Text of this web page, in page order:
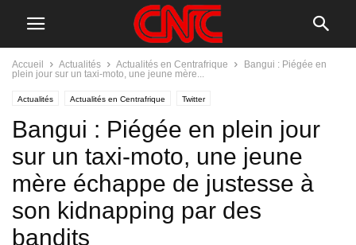
Accueil Actualités Actualités en Centrafrique
Bangui : Piégée en
plein jour sur un taxi-moto, une jeune mère...
Actualités Actualités en Centrafrique Twitter
Bangui : Piégée en plein jour
sur un taxi-moto, une jeune
mère échappe de justesse à
son kidnapping par des
bandits